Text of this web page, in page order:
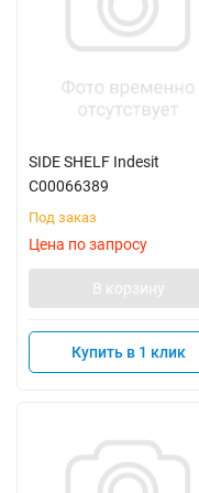
SIDE SHELF Indesit
C00066389
Под заказ
Цена по запросу
В корзину
Купить в 1 клик